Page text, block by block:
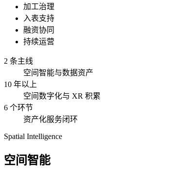
加工治理
入表支持
融资协同
持续运营
2 条主线
空间智能与数据资产
10 年以上
空间数字化与 XR 积累
6 个环节
资产化服务闭环
Spatial Intelligence
空间智能